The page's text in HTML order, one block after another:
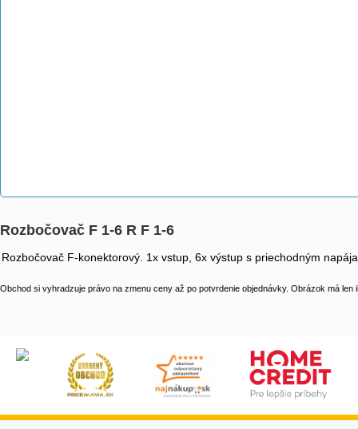
Rozbočovač F 1-6 R F 1-6
Rozbočovač F-konektorový. 1x vstup, 6x výstup s priechodným
Obchod si vyhradzuje právo na zmenu ceny až po potvrdenie objednávky. Obrázok má len